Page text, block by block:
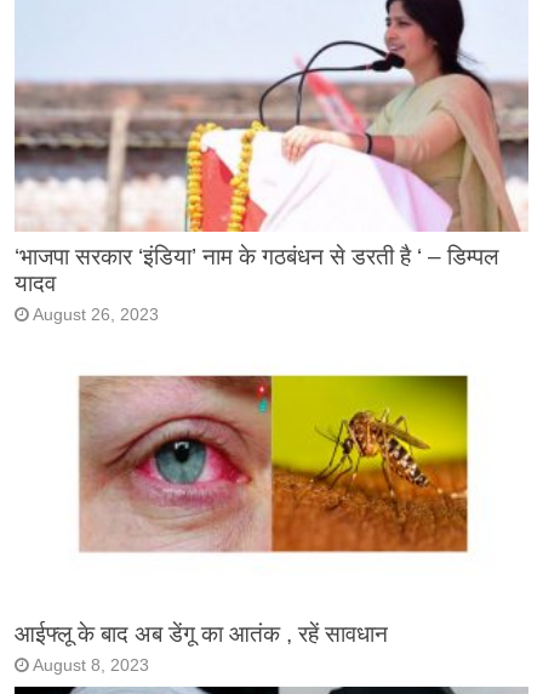
‘भाजपा सरकार ‘इंडिया’ नाम के गठबंधन से डरती है ‘ – डिम्पल
यादव
August 26, 2023
आईफ्लू के बाद अब डेंगू का आतंक , रहें सावधान
August 8, 2023